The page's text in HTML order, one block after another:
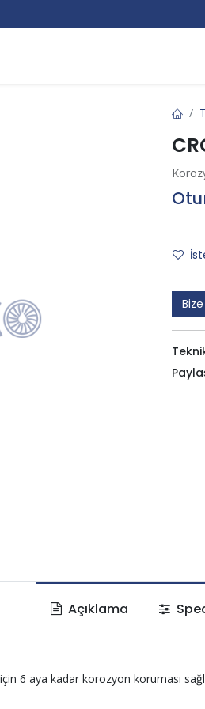
Açıklama
6 aya kadar korozyon koruması